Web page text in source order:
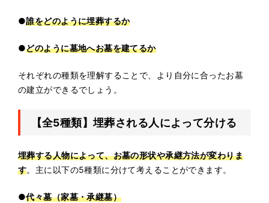
●誰をどのように埋葬するか
●どのように墓地へお墓を建てるか
それぞれの種類を理解することで、より自分に合ったお墓
の建立ができるでしょう。
【全5種類】埋葬される人によって分ける
埋葬する人物によって、お墓の形状や承継方法が変わりま
す。主に以下の5種類に分けて考えることができます。
●代々墓（家墓・承継墓）